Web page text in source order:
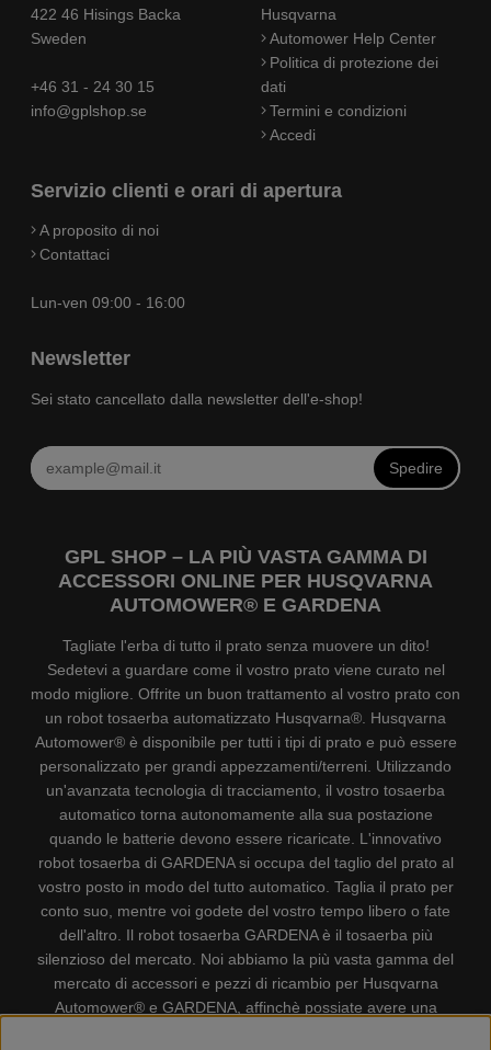
422 46 Hisings Backa
Sweden
+46 31 - 24 30 15
info@gplshop.se
Husqvarna
Automower Help Center
Politica di protezione dei
dati
Termini e condizioni
Accedi
Servizio clienti e orari di apertura
A proposito di noi
Contattaci
Lun-ven 09:00 - 16:00
Newsletter
Sei stato cancellato dalla newsletter dell'e-shop!
Spedire
GPL SHOP – LA PIÙ VASTA GAMMA DI
ACCESSORI ONLINE PER HUSQVARNA
AUTOMOWER® E GARDENA
Tagliate l'erba di tutto il prato senza muovere un dito!
Sedetevi a guardare come il vostro prato viene curato nel
modo migliore. Offrite un buon trattamento al vostro prato con
un robot tosaerba automatizzato Husqvarna®. Husqvarna
Automower® è disponibile per tutti i tipi di prato e può essere
personalizzato per grandi appezzamenti/terreni. Utilizzando
un'avanzata tecnologia di tracciamento, il vostro tosaerba
automatico torna autonomamente alla sua postazione
quando le batterie devono essere ricaricate. L'innovativo
robot tosaerba di GARDENA si occupa del taglio del prato al
vostro posto in modo del tutto automatico. Taglia il prato per
conto suo, mentre voi godete del vostro tempo libero o fate
dell'altro. Il robot tosaerba GARDENA è il tosaerba più
silenzioso del mercato. Noi abbiamo la più vasta gamma del
mercato di accessori e pezzi di ricambio per Husqvarna
Automower® e GARDENA, affinchè possiate avere una